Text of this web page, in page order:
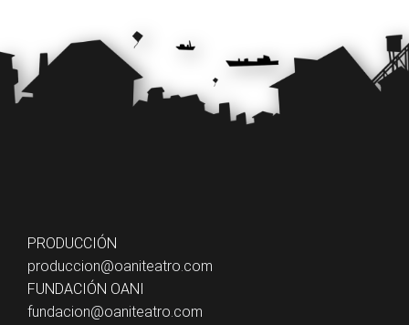
PRODUCCIÓN
produccion@oaniteatro.com
FUNDACIÓN OANI
fundacion@oaniteatro.com